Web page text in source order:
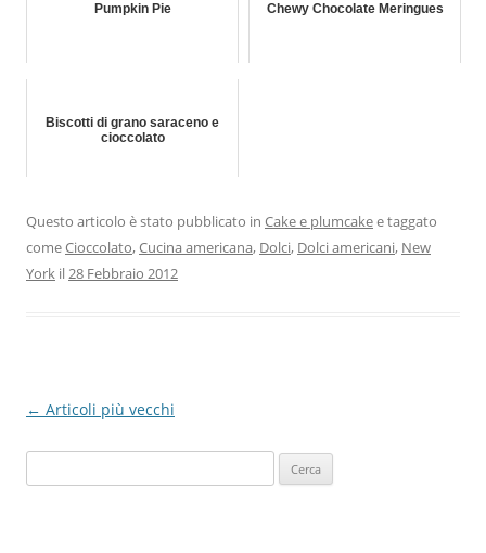
Pumpkin Pie Chewy Chocolate Meringues
Biscotti di grano saraceno e
cioccolato
Questo articolo è stato pubblicato in Cake e plumcakee taggato
comeCioccolato,Cucina americana, Dolci, Dolci americani, New
York il28 Febbraio 2012
Navigazione
← Articoli più vecchi
per: